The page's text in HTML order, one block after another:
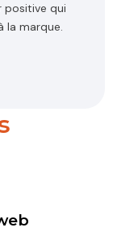
positive qui
la marque.